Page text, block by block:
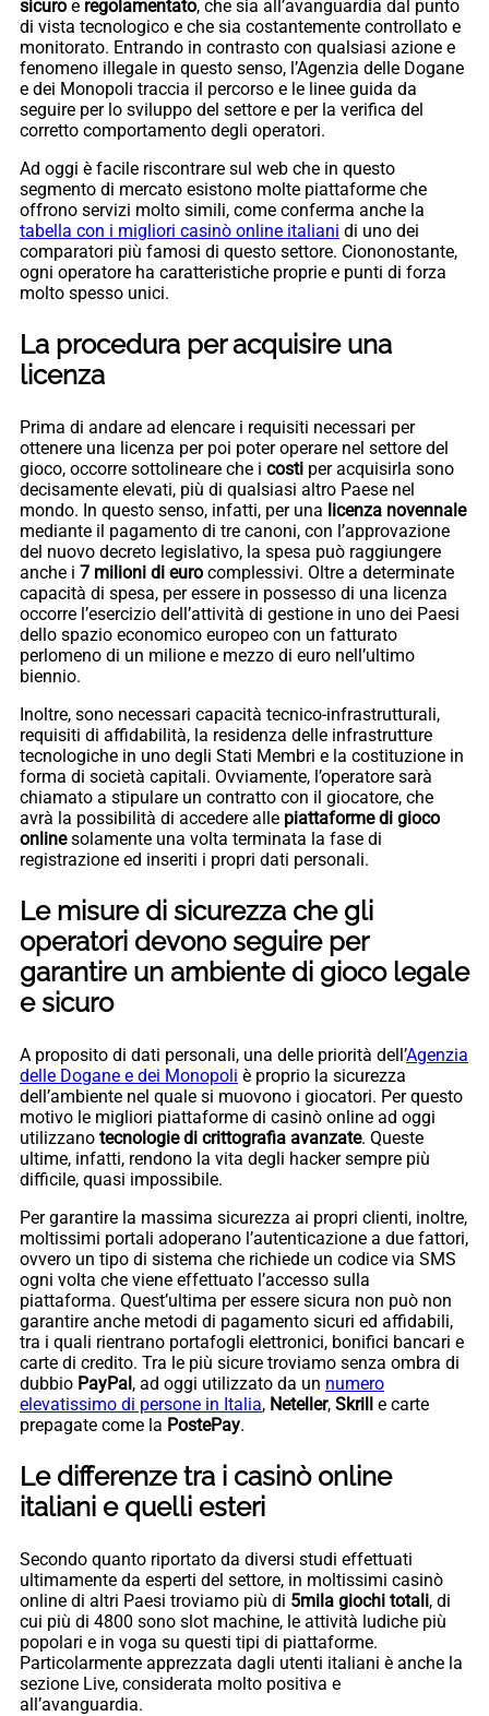
sicuro e regolamentato, che sia all’avanguardia dal punto
di vista tecnologico e che sia costantemente controllato e
monitorato. Entrando in contrasto con qualsiasi azione e
fenomeno illegale in questo senso, l’Agenzia delle Dogane
e dei Monopoli traccia il percorso e le linee guida da
seguire per lo sviluppo del settore e per la verifica del
corretto comportamento degli operatori.
Ad oggi è facile riscontrare sul web che in questo
segmento di mercato esistono molte piattaforme che
offrono servizi molto simili, come conferma anche la
tabella con i migliori casinò online italiani di uno dei
comparatori più famosi di questo settore. Ciononostante,
ogni operatore ha caratteristiche proprie e punti di forza
molto spesso unici.
La procedura per acquisire una
licenza
Prima di andare ad elencare i requisiti necessari per
ottenere una licenza per poi poter operare nel settore del
gioco, occorre sottolineare che i costi per acquisirla sono
decisamente elevati, più di qualsiasi altro Paese nel
mondo. In questo senso, infatti, per una licenza novennale
mediante il pagamento di tre canoni, con l’approvazione
del nuovo decreto legislativo, la spesa può raggiungere
anche i 7 milioni di euro complessivi. Oltre a determinate
capacità di spesa, per essere in possesso di una licenza
occorre l’esercizio dell’attività di gestione in uno dei Paesi
dello spazio economico europeo con un fatturato
perlomeno di un milione e mezzo di euro nell’ultimo
biennio.
Inoltre, sono necessari capacità tecnico-infrastrutturali,
requisiti di affidabilità, la residenza delle infrastrutture
tecnologiche in uno degli Stati Membri e la costituzione in
forma di società capitali. Ovviamente, l’operatore sarà
chiamato a stipulare un contratto con il giocatore, che
avrà la possibilità di accedere alle piattaforme di gioco
onlinesolamente una volta terminata la fase di
registrazione ed inseriti i propri dati personali.
Le misure di sicurezza che gli
operatori devono seguire per
garantire un ambiente di gioco legale
e sicuro
A proposito di dati personali, una delle priorità dell’Agenzia
delle Dogane e dei Monopoli è proprio la sicurezza
dell’ambiente nel quale si muovono i giocatori. Per questo
motivo le migliori piattaforme di casinò online ad oggi
utilizzano tecnologie di crittografia avanzate. Queste
ultime, infatti, rendono la vita degli hacker sempre più
difficile, quasi impossibile.
Per garantire la massima sicurezza ai propri clienti, inoltre,
moltissimi portali adoperano l’autenticazione a due fattori,
ovvero un tipo di sistema che richiede un codice via SMS
ogni volta che viene effettuato l’accesso sulla
piattaforma. Quest’ultima per essere sicura non può non
garantire anche metodi di pagamento sicuri ed affidabili,
tra i quali rientrano portafogli elettronici, bonifici bancari e
carte di credito. Tra le più sicure troviamo senza ombra di
dubbio PayPal, ad oggi utilizzato da un numero
elevatissimo di persone in Italia, Neteller, Skrill e carte
prepagate come la PostePay.
Le differenze tra i casinò online
italiani e quelli esteri
Secondo quanto riportato da diversi studi effettuati
ultimamente da esperti del settore, in moltissimi casinò
online di altri Paesi troviamo più di 5mila giochi totali, di
cui più di 4800 sono slot machine, le attività ludiche più
popolari e in voga su questi tipi di piattaforme.
Particolarmente apprezzata dagli utenti italiani è anche la
sezione Live, considerata molto positiva e
all’avanguardia.